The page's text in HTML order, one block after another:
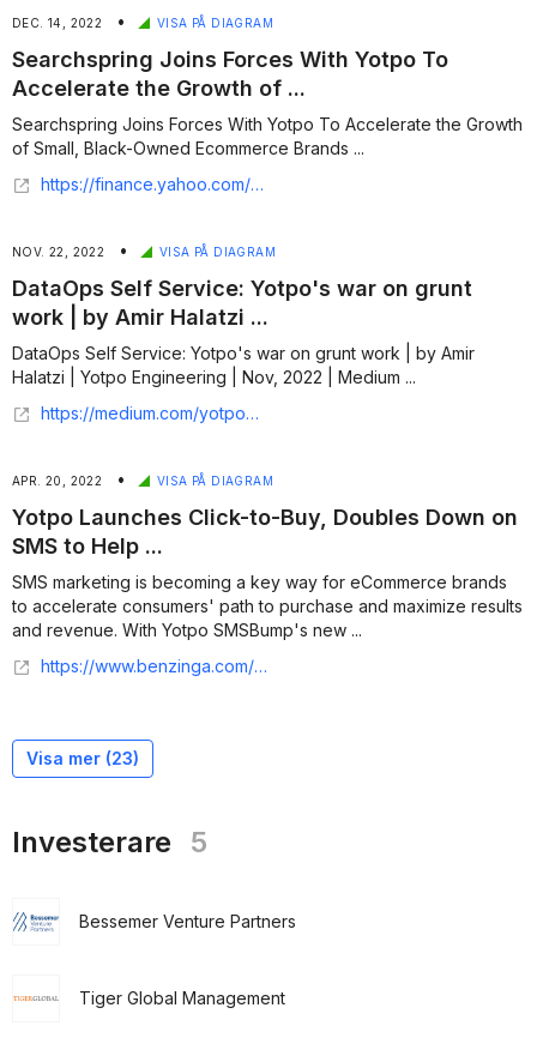
DEC. 14, 2022 • VISA PÅ DIAGRAM
Searchspring Joins Forces With Yotpo To
Accelerate the Growth of ...
Searchspring Joins Forces With Yotpo To Accelerate the Growth
of Small, Black-Owned Ecommerce Brands ...
https://finance.yahoo.com/news/searchspring-joins-forces-yotpo-accelerate-140000629.html
NOV. 22, 2022 • VISA PÅ DIAGRAM
DataOps Self Service: Yotpo's war on grunt
work | by Amir Halatzi ...
DataOps Self Service: Yotpo's war on grunt work | by Amir
Halatzi | Yotpo Engineering | Nov, 2022 | Medium ...
https://medium.com/yotpoengineering/dataops-self-service-yotpos-war-on-grunt-work-77d6c47b07c9?source=topics_v2---------2-89--------------------b5b8b1bc_f5e6_427f_9489_13c6f898d357-------17
APR. 20, 2022 • VISA PÅ DIAGRAM
Yotpo Launches Click-to-Buy, Doubles Down on
SMS to Help ...
SMS marketing is becoming a key way for eCommerce brands
to accelerate consumers' path to purchase and maximize results
and revenue. With Yotpo SMSBump's new ...
https://www.benzinga.com/pressreleases/22/04/n26711427/yotpo-launches-click-to-buy-doubles-down-on-sms-to-help-ecommerce-brands-accelerate-path-to-purcha
Visa mer (23)
Investerare 5
Bessemer Venture Partners
Tiger Global Management